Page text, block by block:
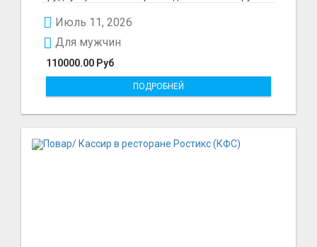
Июль 11, 2026
110000.00 Руб
Для мужчин
ПОДРОБНЕЙ